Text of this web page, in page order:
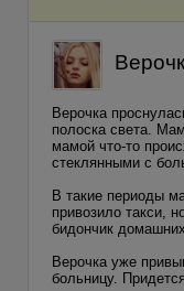
Верочка
полоска света.
мамой что-то
стеклянными с
В такие периоды
привозило такси,
бидончик
Верочка уже
больницу.